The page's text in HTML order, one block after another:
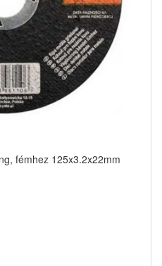
fémhez 125x3.2x22mm